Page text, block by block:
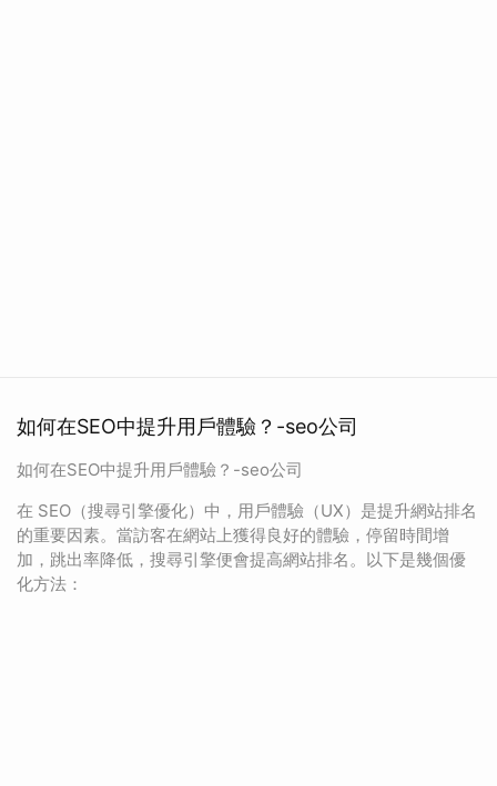
如何在SEO中提升用戶體驗？-seo公司
如何在SEO中提升用戶體驗？-seo公司
在 SEO（搜尋引擎優化）中，用戶體驗（UX）是提升網站排名
的重要因素。當訪客在網站上獲得良好的體驗，停留時間增
加，跳出率降低，搜尋引擎便會提高網站排名。以下是幾個優
化方法：